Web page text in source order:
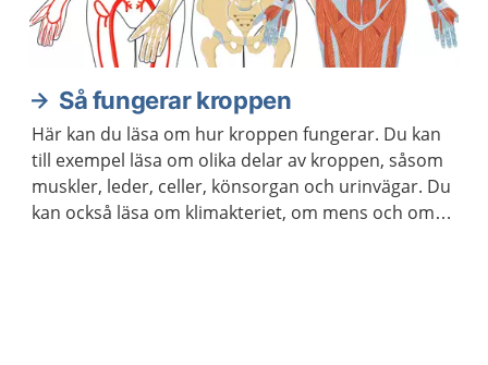
Så fungerar kroppen
Här kan du läsa om hur kroppen fungerar. Du kan
till exempel läsa om olika delar av kroppen, såsom
muskler, leder, celler, könsorgan och urinvägar. Du
kan också läsa om klimakteriet, om mens och om